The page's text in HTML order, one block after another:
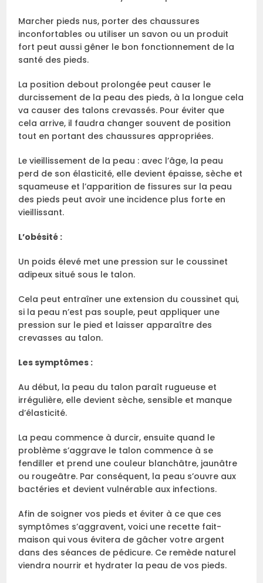
Marcher pieds nus, porter des chaussures
inconfortables ou utiliser un savon ou un produit
fort peut aussi gêner le bon fonctionnement de la
santé des pieds.
La position debout prolongée peut causer le
durcissement de la peau des pieds, à la longue cela
va causer des talons crevassés. Pour éviter que
cela arrive, il faudra changer souvent de position
tout en portant des chaussures appropriées.
Le vieillissement de la peau : avec l’âge, la peau
perd de son élasticité, elle devient épaisse, sèche et
squameuse et l’apparition de fissures sur la peau
des pieds peut avoir une incidence plus forte en
vieillissant.
L’obésité :
Un poids élevé met une pression sur le coussinet
adipeux situé sous le talon.
Cela peut entraîner une extension du coussinet qui,
si la peau n’est pas souple, peut appliquer une
pression sur le pied et laisser apparaître des
crevasses au talon.
Les symptômes :
Au début, la peau du talon paraît rugueuse et
irrégulière, elle devient sèche, sensible et manque
d’élasticité.
La peau commence à durcir, ensuite quand le
problème s’aggrave le talon commence à se
fendiller et prend une couleur blanchâtre, jaunâtre
ou rougeâtre. Par conséquent, la peau s’ouvre aux
bactéries et devient vulnérable aux infections.
Afin de soigner vos pieds et éviter à ce que ces
symptômes s’aggravent, voici une recette fait-
maison qui vous évitera de gâcher votre argent
dans des séances de pédicure. Ce remède naturel
viendra nourrir et hydrater la peau de vos pieds.